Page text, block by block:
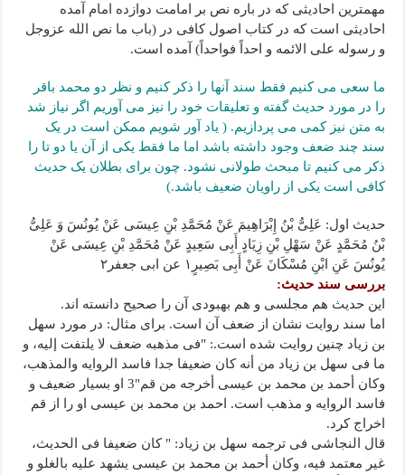
مهمترین احادیثی که در باره نص بر امامت دوازده امام آمده
احادیثی است که در کتاب اصول کافی در (باب ما نص الله عزوجل
و رسوله علی الائمه و احداً فواحداً) آمده است.
ما سعی می کنیم فقط سند آنها را ذکر کنیم و نظر دو محمد باقر
را در مورد حدیث گفته و تعلیقات خود را نیز می آوریم اگر نیاز شد
به متن نیز کمی می پردازیم. ( یاد آور شویم ممکن است در یک
سند چند ضعف وجود داشته باشد اما ما فقط یکی از آن یا دو تا را
ذکر می کنیم تا مبحث طولانی نشود. چون برای بطلان یک حدیث
کافی است یکی از راویان ضعیف باشد.)
حدیث اول: عَلِیُّ بْنُ إِبْرَاهِیمَ عَنْ مُحَمَّدِ بْنِ عِیسَى عَنْ یُونُسَ وَ عَلِیُّ
بْنُ مُحَمَّدٍ عَنْ سَهْلِ بْنِ زِیَادٍ أَبِی سَعِیدٍ عَنْ مُحَمَّدِ بْنِ عِیسَى عَنْ
یُونُسَ عَنِ ابْنِ مُسْکَانَ عَنْ أَبِی بَصِیرٍ۱ عن ابی جعفر۲
بررسی سند حدیث:
این حدیث هم مجلسی و هم بهبودی آن را صحیح دانسته اند.
اما سند روایت نشان از ضعف آن است. برای مثال: در مورد سهل
بن زیاد چنین روایت شده است.: "فی مذهبه ضعف لا یلتفت إلیه، و
ما فی سهل بن زیاد من أنه کان ضعیفا جدا فاسد الروایه والمذهب،
وکان أحمد بن محمد بن عیسى أخرجه من قم"3 او بسیار ضعیف و
فاسد الروایه و مذهب است. احمد بن محمد بن عیسی او را از قم
اخراج کرد.
قال النجاشی فی ترجمه سهل بن زیاد: " کان ضعیفا فی الحدیث،
غیر معتمد فیه، وکان أحمد بن محمد بن عیسى یشهد علیه بالغلو و